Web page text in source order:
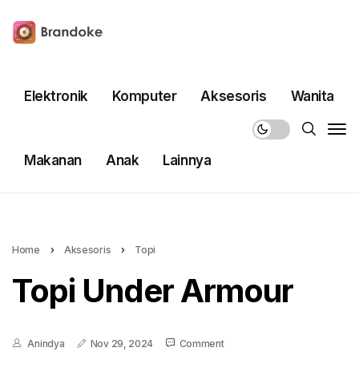
Elektronik Komputer Aksesoris Wanita
Makanan Anak Lainnya
Home › Aksesoris › Topi
Topi Under Armour
Anindya Nov 29, 2024 Comment